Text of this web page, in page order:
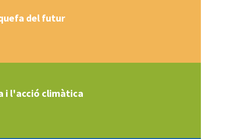
del futur
i l'acció climàtica